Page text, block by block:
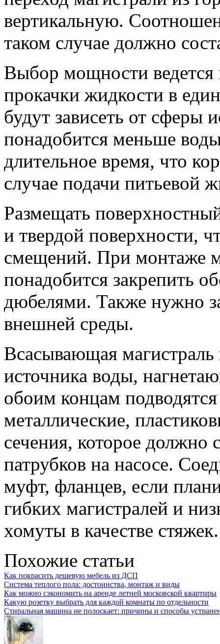
вертикальную.
таком случае должно
Выбор мощности ведется
прокачки жидкости в
будут зависеть от сферы
понадобится меньше
длительное время, что
случае подачи питьевой
Размещать
и твердой поверхности,
смещений. При монтаже
понадобится закрепить
дюбелями. Также нужно
внешней среды.
Всасывающая
источника воды,
обоим концам
металлические,
сечения, которое должно
патрубков на насосе.
муфт, фланцев, если
гибких магистралей и
хомуты в качестве стяжек.
Похожие статьи
Как покрасить дешевую мебель из ДСП
Система теплого пола: достоинства, монтаж и виды
Как можно сэкономить на аренде летней московской квартиры
Какую розетку выбрать для каждой комнаты по отдельности
Стиральная машина не полоскает: причины и способы